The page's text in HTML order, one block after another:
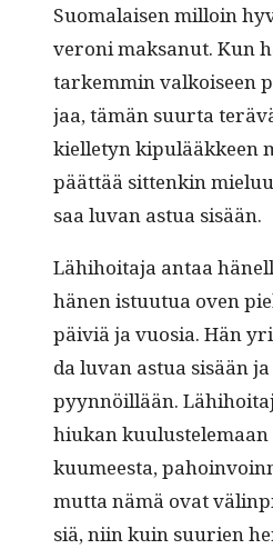
Suo­ma­laisen mil­loin
veroni mak­sanut. Kun
tarkem­min valkoiseen
jaa, tämän suur­ta
kiel­letyn kip­ulääk­keen
päät­tää sit­tenkin
saa luvan astua sisään.
Lähi­hoita­ja antaa
hänen istu­u­tua oven
päiviä ja vuosia. Hän
da luvan astua sisään
pyyn­nöil­lään.
hiukan
kuumeesta,
mut­ta nämä ovat
siä, niin kuin suurien